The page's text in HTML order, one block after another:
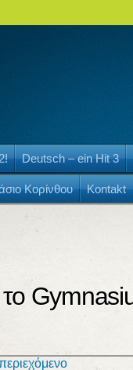
Deutsch – ein Hit 3
Κορίνθου Kontakt
το